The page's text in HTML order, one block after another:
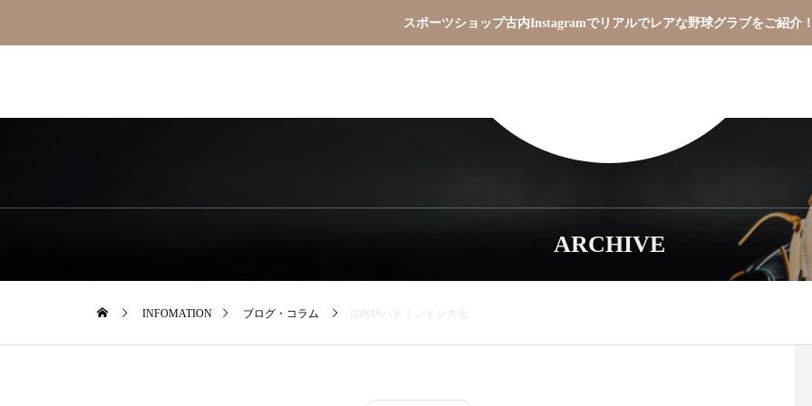
スポーツショップ古内Instagramでリアルでレアな野球グラブをご紹介
ARCHIVE
INFOMATION ブログ・コラム 古内杯バドミントン大会